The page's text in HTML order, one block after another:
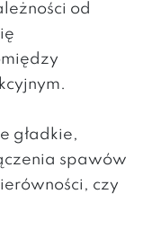
od
gładkie,
spawów
czy